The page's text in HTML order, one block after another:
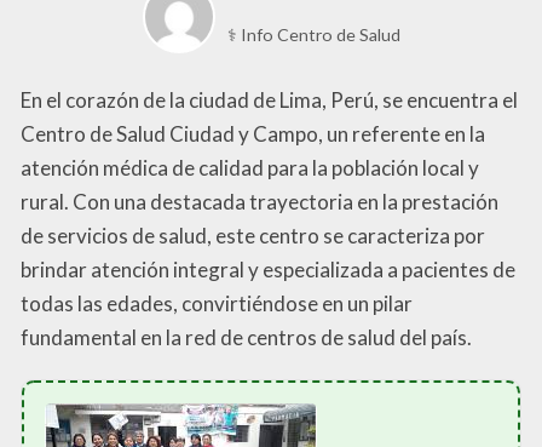
⚕️ Info Centro de Salud
En el corazón de la ciudad de Lima, Perú, se encuentra el
Centro de Salud Ciudad y Campo, un referente en la
atención médica de calidad para la población local y
rural. Con una destacada trayectoria en la prestación
de servicios de salud, este centro se caracteriza por
brindar atención integral y especializada a pacientes de
todas las edades, convirtiéndose en un pilar
fundamental en la red de centros de salud del país.